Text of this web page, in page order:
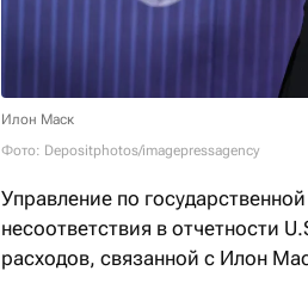
Илон Маск
Фото: Depositphotos/imagepressagency
Управление по
несоответствия в отчетности
расходов, связанной с Илон